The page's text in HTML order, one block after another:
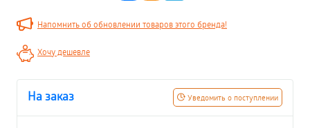
Напомнить об обновлении товаров этого бренда!
Хочу дешевле
Уведомить о поступлении
На заказ